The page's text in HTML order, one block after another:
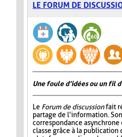
LE FORUM DE
Une foule d’idées ou un fil
Le Forum de discussionfait
partage de l’information.
correspondance asynchrone
classe grâce à la publication